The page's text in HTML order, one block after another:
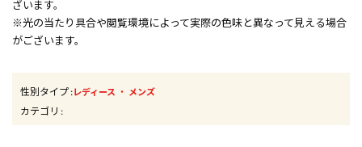
ざいます。
※光の当たり具合や閲覧環境によって実際の色味と異なって見える場合
がございます。
性別タイプ:レディース ・ メンズ
カテゴリ :